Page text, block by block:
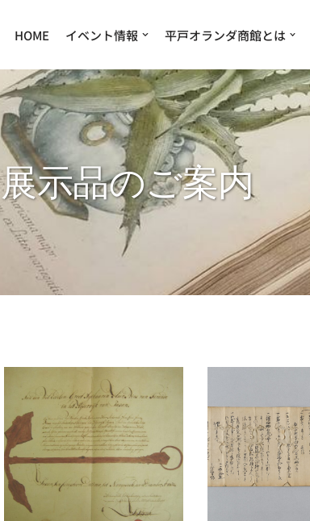
HOME イベント情報 平戸オランダ商館とは
展示品のご案内